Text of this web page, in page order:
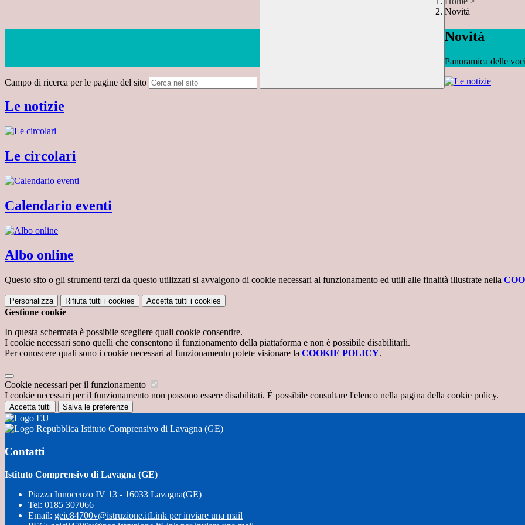
Campo di ricerca per le pagine del sito
Novità
Novità
Panoramica delle
Le notizie
Le circolari
Calendario eventi
Albo online
Questo sito o gli strumenti terzi da questo utilizzati si avvalgono di cookie necessari al funzionamento ed utili alle finalità illustrate nella
Personalizza Rifiuta tutti i cookies Accetta tutti i cookies
Gestione cookie
In questa schermata è possibile scegliere quali cookie consentire.
I cookie necessari sono quelli che consentono il funzionamento della piattaforma e non è possibile disabilitarli.
Per conoscere quali sono i cookie necessari al funzionamento potete visionare la COOKIE POLICY.
Cookie necessari per il funzionamento
I cookie necessari per il funzionamento non possono essere disabilitati. È possibile consultare l'elenco nella pagina della cookie policy.
Accetta tutti Salva le preferenze
Istituto Comprensivo di Lavagna (GE)
Contatti
Istituto Comprensivo di Lavagna (GE)
Piazza Innocenzo IV 13 - 16033 Lavagna(GE)
Tel: 0185 307066
Email: geic84700v@istruzione.itLink per inviare una mail